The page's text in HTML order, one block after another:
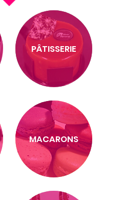
PÂTISSERIE
MACARONS